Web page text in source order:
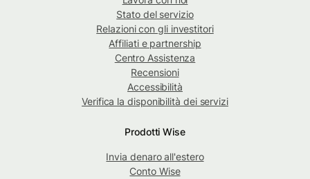
Stato del servizio
Relazioni con gli investitori
Affiliati e partnership
Centro Assistenza
Recensioni
Accessibilità
Verifica la disponibilità dei servizi
Prodotti Wise
Invia denaro all'estero
Conto Wise